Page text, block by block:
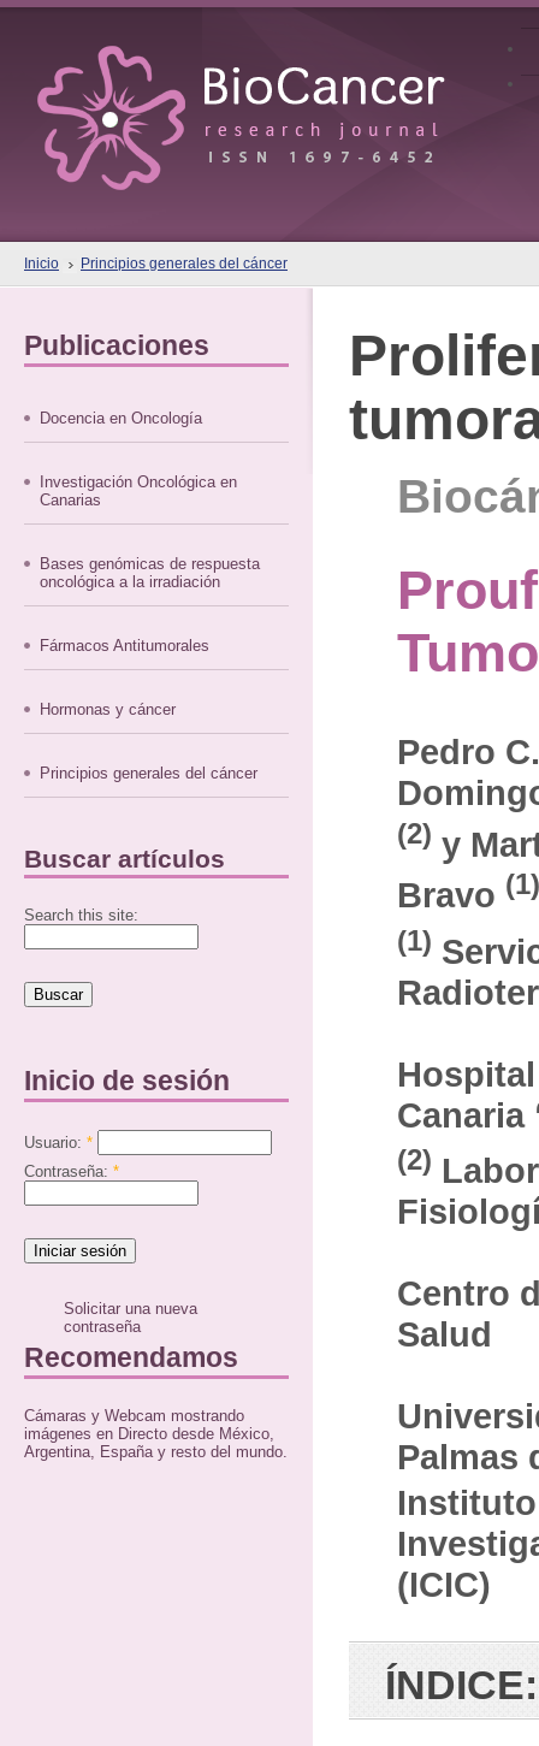
Inicio Principios generales del cáncer
Publicaciones
Docencia en Oncología
Investigación Oncológica en
Canarias
Bases genómicas de respuesta
oncológica a la irradiación
Fármacos Antitumorales
Hormonas y cáncer
Principios generales del cáncer
Buscar artículos
Search this site:
Inicio de sesión
Usuario: *
Contraseña: *
Solicitar una nueva
contraseña
Recomendamos
Cámaras y Webcam mostrando
imágenes en Directo desde México,
Argentina, España y resto del mundo.
Pedro
(2) y
Bravo (1)
(1)
Canaria
(2)
Centro
Salud
Palmas
(ICIC)
ÍNDICE: